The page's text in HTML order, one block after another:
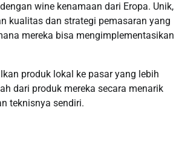
wine kenamaan dari Eropa. Unik,
kualitas dan strategi pemasaran yang
mereka bisa mengimplementasikan
produk lokal ke pasar yang lebih
dari produk mereka secara menarik
teknisnya sendiri.